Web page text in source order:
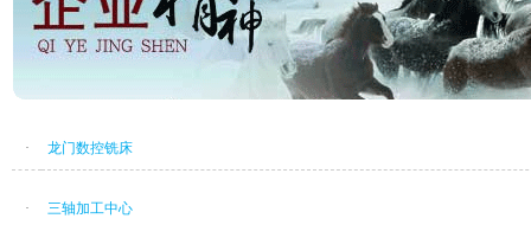
· 龙门数控铣床
· 三轴加工中心